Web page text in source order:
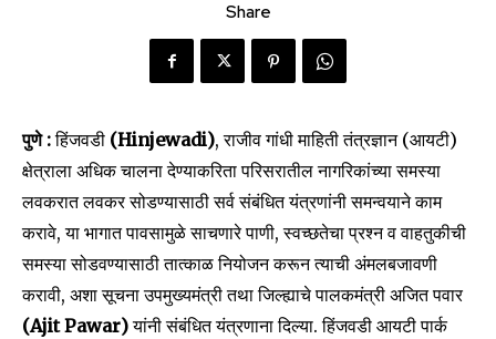
Share
पुणे :हिंजवडी (Hinjewadi), राजीव गांधी माहिती तंत्रज्ञान (आयटी)
क्षेत्राला अधिक चालना देण्याकरिता परिसरातील नागरिकांच्या समस्या
लवकरात लवकर सोडण्यासाठी सर्व संबंधित यंत्रणांनी समन्वयाने काम
करावे, या भागात पावसामुळे साचणारे पाणी, स्वच्छतेचा प्रश्न व वाहतुकीची
समस्या सोडवण्यासाठी तात्काळ नियोजन करून त्याची अंमलबजावणी
करावी, अशा सूचना उपमुख्यमंत्री तथा जिल्ह्याचे पालकमंत्री अजित पवार
(Ajit Pawar)यांनी संबंधित यंत्रणाना दिल्या. हिंजवडी आयटी पार्क